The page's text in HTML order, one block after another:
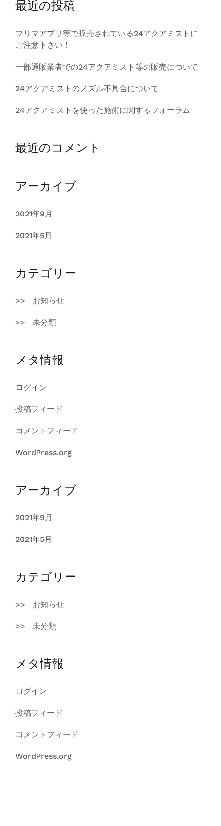
最近の投稿
フリマアプリ等で販売されている24アクアミストに
ご注意下さい！
一部通販業者での24アクアミスト等の販売について
24アクアミストのノズル不具合について
24アクアミストを使った施術に関するフォーラム
最近のコメント
アーカイブ
2021年9月
2021年5月
カテゴリー
お知らせ
未分類
メタ情報
ログイン
投稿フィード
コメントフィード
WordPress.org
アーカイブ
2021年9月
2021年5月
カテゴリー
お知らせ
未分類
メタ情報
ログイン
投稿フィード
コメントフィード
WordPress.org